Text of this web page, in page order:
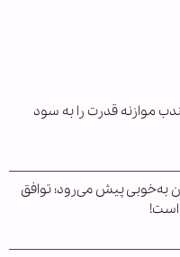
موازنه قدرت را به سود
به‌خوبی پیش می‌رود؛ توافق
است!